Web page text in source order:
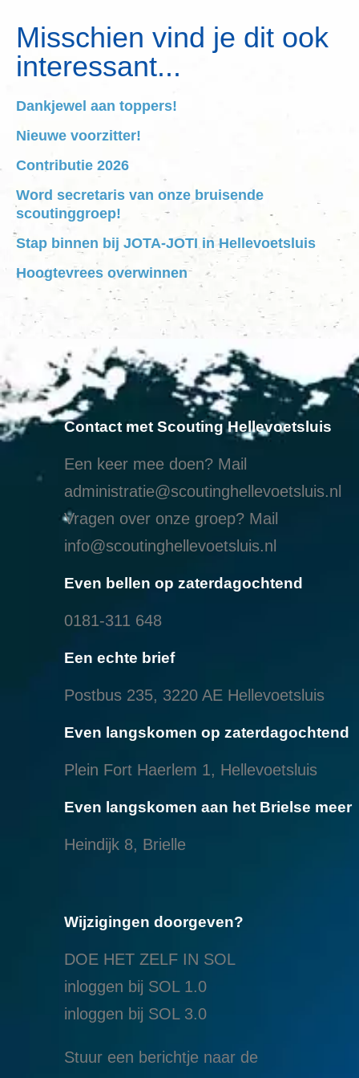
Misschien vind je dit ook
interessant...
Dankjewel aan toppers!
Nieuwe voorzitter!
Contributie 2026
Word secretaris van onze bruisende
scoutinggroep!
Stap binnen bij JOTA-JOTI in Hellevoetsluis
Hoogtevrees overwinnen
Contact met Scouting Hellevoetsluis
Een keer mee doen? Mail
administratie@scoutinghellevoetsluis.nl
Vragen over onze groep? Mail
info@scoutinghellevoetsluis.nl
Even bellen op zaterdagochtend
0181-311 648
Een echte brief
Postbus 235, 3220 AE Hellevoetsluis
Even langskomen op zaterdagochtend
Plein Fort Haerlem 1, Hellevoetsluis
Even langskomen aan het Brielse meer
Heindijk 8, Brielle
Wijzigingen doorgeven?
DOE HET ZELF IN SOL
inloggen bij SOL 1.0
inloggen bij SOL 3.0
Stuur een berichtje naar de